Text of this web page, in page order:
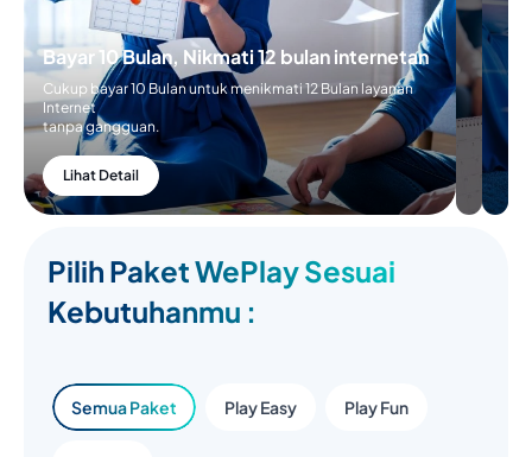
Bayar 10 Bulan, Nikmati 12 bulan internetan
Cukup bayar 10 Bulan untuk menikmati 12 Bulan layanan
Internet
tanpa gangguan.
Lihat Detail
Pilih Paket WePlay Sesuai
Kebutuhanmu :
Semua Paket Play Easy Play Fun